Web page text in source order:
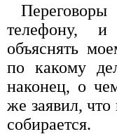
телефону,
объяснять
по какому
наконец, о
же заявил, что
собирается.